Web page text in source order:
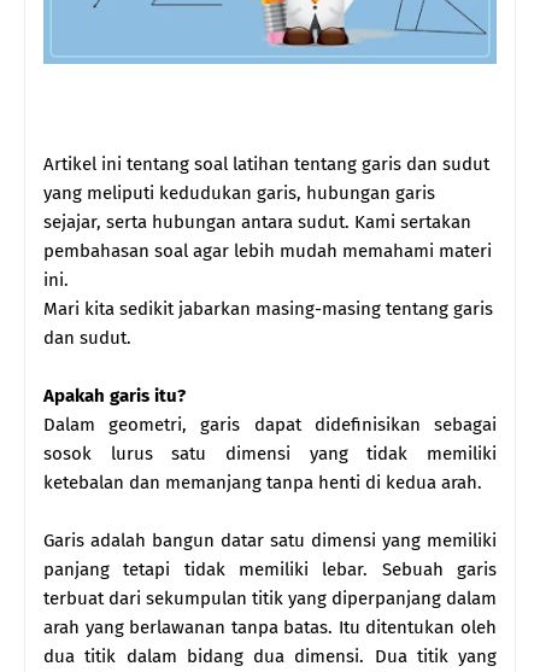
Artikel ini tentang soal latihan tentang garis dan sudut
yang meliputi kedudukan garis, hubungan garis
sejajar, serta hubungan antara sudut. Kami sertakan
pembahasan soal agar lebih mudah memahami materi
ini.
Mari kita sedikit jabarkan masing-masing tentang garis
dan sudut.
Apakah garis itu?
Dalam geometri, garis dapat didefinisikan sebagai
sosok lurus satu dimensi yang tidak memiliki
ketebalan dan memanjang tanpa henti di kedua arah.
Garis adalah bangun datar satu dimensi yang memiliki
panjang tetapi tidak memiliki lebar. Sebuah garis
terbuat dari sekumpulan titik yang diperpanjang dalam
arah yang berlawanan tanpa batas. Itu ditentukan oleh
dua titik dalam bidang dua dimensi. Dua titik yang